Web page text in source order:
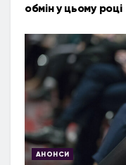
обмін у цьому році
АНОНСИ